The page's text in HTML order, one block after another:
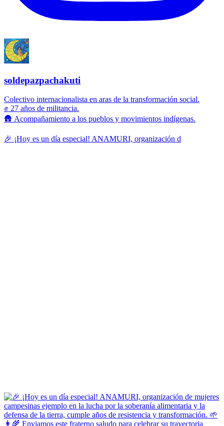
soldepazpachakuti
Colectivo internacionalista en aras de la transformación social.
✊ 27 años de militancia.
🛖 Acompañamiento a los pueblos y movimientos indígenas.
🎉 ¡Hoy es un día especial! ANAMURI, organización d